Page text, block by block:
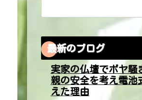
最新のブログ
実家の仏壇でボヤ騒
親の安全を考え電池
えた理由